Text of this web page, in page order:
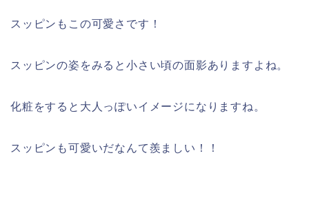
スッピンもこの可愛さです！
スッピンの姿をみると小さい頃の面影ありますよね。
化粧をすると大人っぽいイメージになりますね。
スッピンも可愛いだなんて羨ましい！！